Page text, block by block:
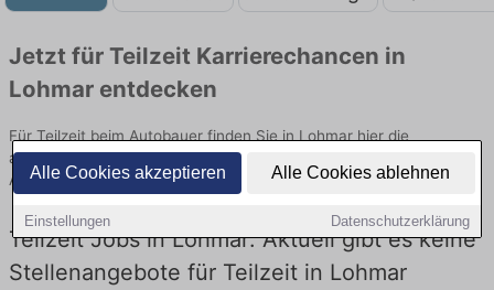
Alle Cookies akzeptieren Alle Cookies ablehnen
Einstellungen Datenschutzerklärung
Jetzt für Teilzeit Karrierechancen in
Lohmar entdecken
Für Teilzeit beim Autobauer finden Sie in Lohmar hier die
aktuellsten Angebote. Entdecken Sie freie Optionen von Top-
Arbeitgebern und bewerben Sie sich noch heute.
Teilzeit Jobs in Lohmar: Aktuell gibt es keine
Stellenangebote für Teilzeit in Lohmar